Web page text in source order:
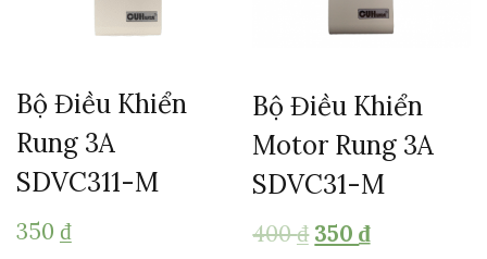
Bộ Điều Khiển
Rung 3A
SDVC311-M
350 ₫
Bộ Điều Khiển
Motor Rung 3A
SDVC31-M
400₫ 350₫